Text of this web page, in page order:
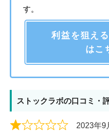
す。
利益を狙え
はこ
ストックラボの口コミ・
2023年9